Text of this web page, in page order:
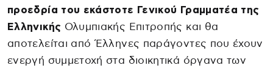
προεδρία του εκάστοτε Γενικού Γραμματέα της
Ελληνικής Ολυμπιακής Επιτροπής και θα
αποτελείται από Έλληνες παράγοντες που έχουν
ενεργή συμμετοχή στα διοικητικά όργανα των